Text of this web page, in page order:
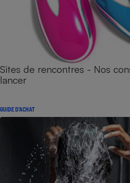
Sites de rencontres - Nos
lancer
GUIDE D'ACHAT